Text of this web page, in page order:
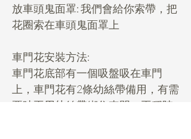
放車頭鬼面罩: 我們會給你索帶，把
花圈索在車頭鬼面罩上
車門花安裝方法:
車門花底部有一個吸盤吸在車門
上，車門花有2條幼絲帶備用，有需
要時再用幼絲帶綁住車門，再穩陣